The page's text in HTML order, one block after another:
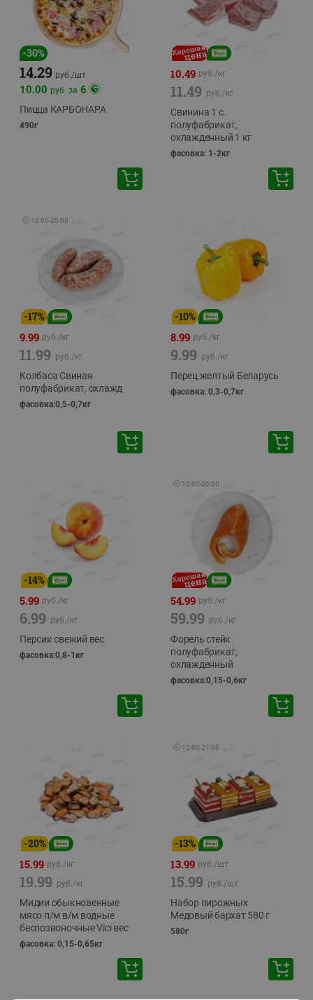
-30%
14.29 руб./шт
10.00 руб. за 6
Пицца КАРБОНАРА
490г
10.49 руб./кг
11.49 руб./кг
Свинина 1 с.
полуфабрикат,
охлажденный 1 кг
фасовка: 1-2кг
🕘 12:00-20:00
-17%
9.99 руб./кг
11.99 руб./кг
Колбаса Свиная
полуфабрикат, охлажд
фасовка:0,5-0,7кг
-10%
8.99 руб./кг
9.99 руб./кг
Перец желтый Беларусь
фасовка: 0,3-0,7кг
-14%
5.99 руб./кг
6.99 руб./кг
Персик свежий вес
фасовка:0,8-1кг
🕘 12:00-20:00
54.99 руб./кг
59.99 руб./кг
Форель стейк
полуфабрикат,
охлажденный
фасовка:0,15-0,6кг
-20%
15.99 руб./кг
19.99 руб./кг
Мидии обыкновенные
мясо п/м в/м водные
беспозвоночные Vici вес
фасовка: 0,15-0,65кг
🕘 12:00-21:00
-13%
13.99 руб./шт
15.99 руб./шт
Набор пирожных
Медовый бархат 580 г
580г